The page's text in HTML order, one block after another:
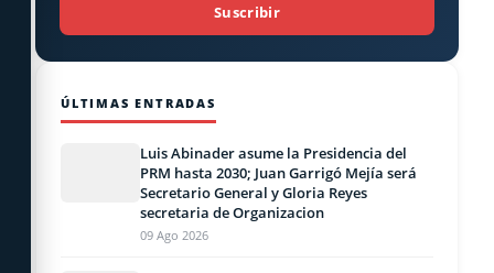
Suscribir
ÚLTIMAS ENTRADAS
Luis Abinader asume la Presidencia del
PRM hasta 2030; Juan Garrigó Mejía será
Secretario General y Gloria Reyes
secretaria de Organizacion
09 Ago 2026